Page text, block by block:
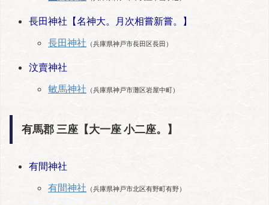
長田神社【名神大。月次相嘗新嘗。】
長田神社 （兵庫県神戸市長田区長田）
汶賣神社
敏馬神社 （兵庫県神戸市灘区岩屋中町）
有馬郡 三座【大一座 小二座。】
有間神社
有間神社 （兵庫県神戸市北区有野町有野）